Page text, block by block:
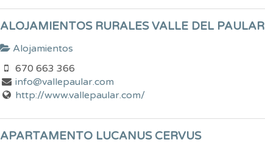
ALOJAMIENTOS RURALES VALLE DEL PAULAR
Alojamientos
670 663 366
info@vallepaular.com
http://www.vallepaular.com/
APARTAMENTO LUCANUS CERVUS